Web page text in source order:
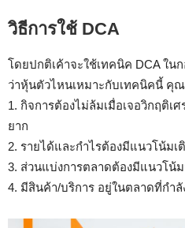
วิธีการใช้ DCA
โดยปกติเค้าจะใช้เทคนิค DCA ใน
ว่าหุ้นตัวไหนเหมาะกับเทคนิคนี้ คุ
1. กิจการต้องไม่ล้มเมื่อเจอวิกฤติ
ยาก
2. รายได้และกำไรต้องมีแนวโน้มเ
3. ส่วนแบ่งการตลาดต้องมีแนวโน้
4. มีสินค้า/บริการ อยู่ในตลาดที่กำ